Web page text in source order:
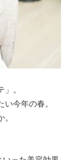
。
今年の春。